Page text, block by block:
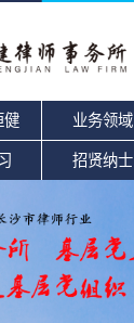
健 业务领域
招贤纳士